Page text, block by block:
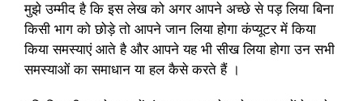
मुझे उम्मीद है कि इस लेख को अगर आपने अच्छे से पड़ लिया बिना
किसी भाग को छोड़े तो आपने जान लिया होगा कंप्यूटर में किया
किया समस्याएं आते है और आपने यह भी सीख लिया होगा उन सभी
समस्याओं का समाधान या हल कैसे करते हैं ।